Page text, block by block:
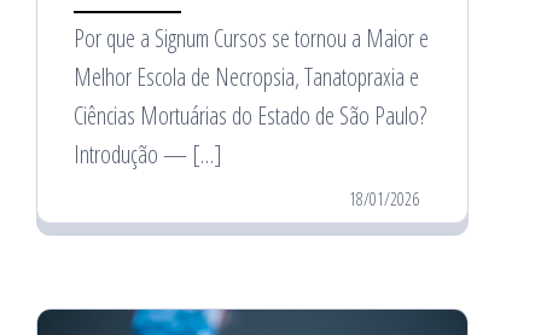
Por que a Signum Cursos se tornou a Maior e
Melhor Escola de Necropsia, Tanatopraxia e
Ciências Mortuárias do Estado de São Paulo?
Introdução — […]
18/01/2026